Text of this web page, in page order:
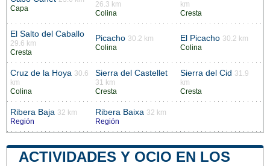
Capa
26.3 km
Colina
km
Cresta
El Salto del Caballo
29.6 km
Cresta
Picacho 30.2 km
Colina
El Picacho 30.2 km
Colina
Cruz de la Hoya 30.6
km
Colina
Sierra del Castellet
31 km
Cresta
Sierra del Cid 31.9
km
Cresta
Ribera Baja 32 km
Región
Ribera Baixa 32 km
Región
ACTIVIDADES Y OCIO EN LOS